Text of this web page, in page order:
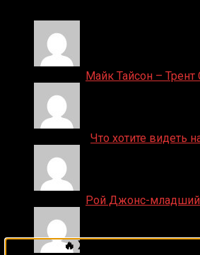
Майк Тайсон – Трент
Что хотите видеть
Рой Джонс-младший
🔥 Хочешь зарабатывать